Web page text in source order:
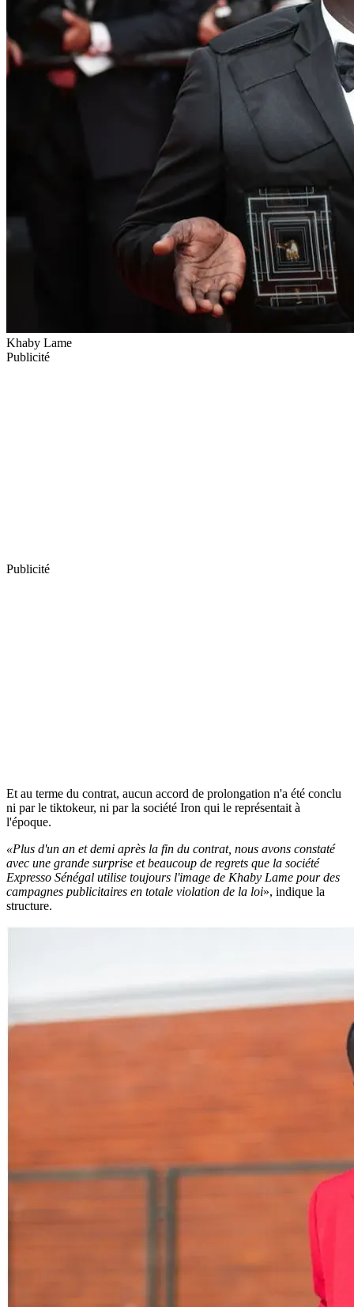
Khaby Lame
Publicité
Publicité
Et au terme du contrat, aucun accord de prolongation n'a été conclu
ni par le tiktokeur, ni par la société Iron qui le représentait à
l'époque.
«Plus d'un an et demi après la fin du contrat, nous avons constaté
avec une grande surprise et beaucoup de regrets que la société
Expresso Sénégal utilise toujours l'image de Khaby Lame pour des
campagnes publicitaires en totale violation de la loi», indique la
structure.